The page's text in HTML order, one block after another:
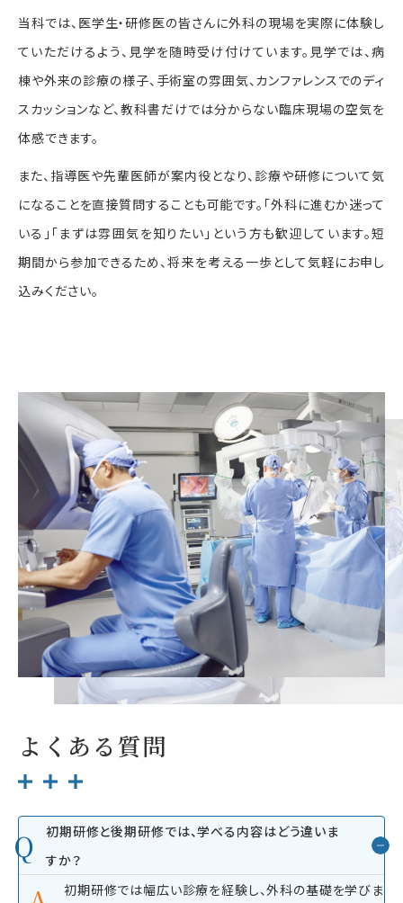
当科では、医学生・研修医の皆さんに外科の現場を実際に体験し
ていただけるよう、見学を随時受け付けています。見学では、病
棟や外来の診療の様子、手術室の雰囲気、カンファレンスでのディ
スカッションなど、教科書だけでは分からない臨床現場の空気を
体感できます。
また、指導医や先輩医師が案内役となり、診療や研修について気
になることを直接質問することも可能です。「外科に進むか迷って
いる」「まずは雰囲気を知りたい」という方も歓迎しています。短
期間から参加できるため、将来を考える一歩として気軽にお申し
込みください。
よくある質問
初期研修と後期研修では、学べる内容はどう違いま
すか？
初期研修では幅広い診療を経験し、外科の基礎を学びま